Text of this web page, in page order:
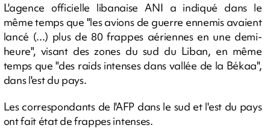
L'agence officielle libanaise ANI a indiqué dans le
même temps que "les avions de guerre ennemis avaient
lancé (...) plus de 80 frappes aériennes en une demi-
heure", visant des zones du sud du Liban, en même
temps que "des raids intenses dans vallée de la Békaa",
dans l'est du pays.
Les correspondants de l'AFP dans le sud et l'est du pays
ont fait état de frappes intenses.